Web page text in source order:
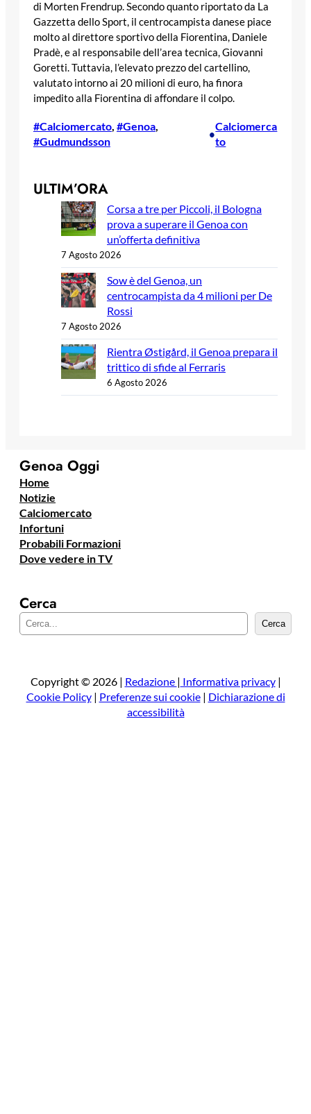
di Morten Frendrup. Secondo quanto riportato da La
Gazzetta dello Sport, il centrocampista danese piace
molto al direttore sportivo della Fiorentina, Daniele
Pradè, e al responsabile dell’area tecnica, Giovanni
Goretti. Tuttavia, l’elevato prezzo del cartellino,
valutato intorno ai 20 milioni di euro, ha finora
impedito alla Fiorentina di affondare il colpo.
#Calciomercato, #Genoa
#Gudmundsson
•
Calciomerca
to
ULTIM’ORA
Corsa a tre per Piccoli, il Bologna
prova a superare il Genoa con
un’offerta definitiva
7 Agosto 2026
Sow è del Genoa, un
centrocampista da 4 milioni per De
Rossi
7 Agosto 2026
Rientra Østigård, il Genoa prepara il
trittico di sfide al Ferraris
6 Agosto 2026
Genoa Oggi
Home
Notizie
Calciomercato
Infortuni
Probabili Formazioni
Dove vedere in TV
Cerca
e
a
Cerca
Copyright © 2026 | Redazione | Informativa privacy|
Cookie Policy| Preferenze sui cookie| Dichiarazione di
accessibilità